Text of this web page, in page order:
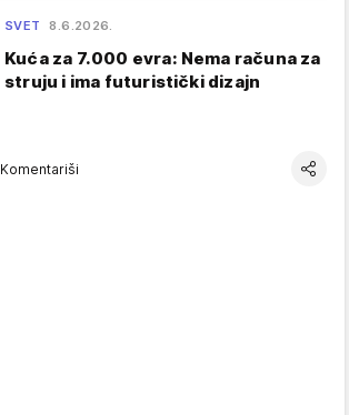
SVET 8.6.2026.
Kuća za 7.000 evra: Nema računa za
struju i ima futuristički dizajn
Komentariši